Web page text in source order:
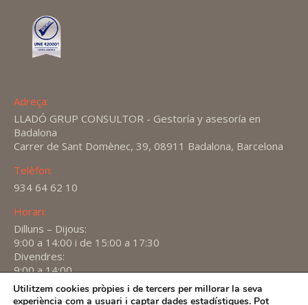
Adreça:
LLADÓ GRUP CONSULTOR - Gestoría y asesoría en
Badalona
Carrer de Sant Domènec, 39, 08911 Badalona, Barcelona
Telèfon:
934 64 62 10
Horari:
Dilluns – Dijous:
9:00 a 14:00 i de 15:00 a 17:30
Divendres:
9:00 a 14:00
Find us on:
Utilitzem cookies pròpies i de tercers per millorar la seva
experiència com a usuari i captar dades estadístiques. Pot